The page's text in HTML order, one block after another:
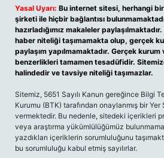
Yasal Uyarı: Bu internet sitesi, herhangi
şirketi ile hiçbir bağlantısı
hazırladığımız makaleler
haber niteliği taşımamakta olup, gerçek
paylaşım yapılmamaktadır. Gerçek
benzerlikleri tamamen tesadüfidir.
halindedir ve tavsiye niteliği taşımazlar.
Sitemiz, 5651 Sayılı Kanun gereğince Bilgi
Kurumu (BTK) tarafından onaylanmış bir
vermektedir. Bu nedenle, sitedeki içerikleri
veya araştırma yükümlülüğümüz
yazdıkları içeriklerin sorumluluğunu
bu sorumluluğu kabul etmiş sayılırlar.